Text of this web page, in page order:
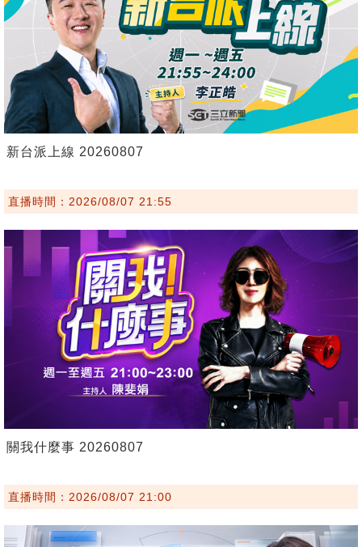
新台派上線 20260807
直播時間：2026/08/07 21:55
關我什麼事 20260807
直播時間：2026/08/07 21:00